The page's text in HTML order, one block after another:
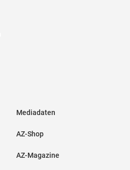
Mediadaten
AZ-Shop
AZ-Magazine